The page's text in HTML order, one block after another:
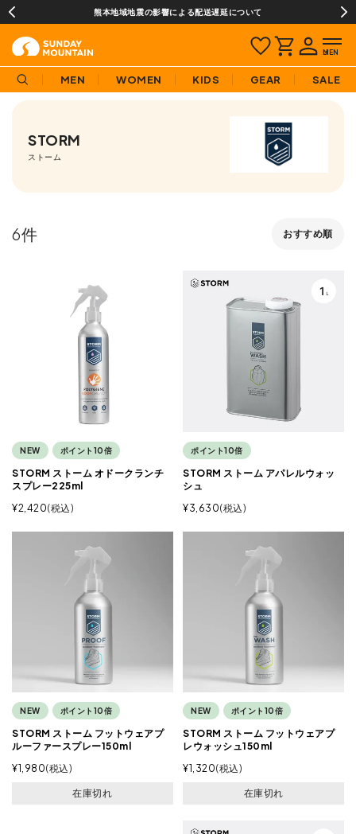
熊本地域地震の影響による配送遅延について
MEN WOMEN KIDS GEAR SALE
STORM
ストーム
おすすめ順
6
NEW ポイント10倍
STORM ストーム オドークランチ
スプレー225ml
¥2,420 税込
ポイント10倍
STORM ストーム アパレルウォッ
シュ
¥3,630 税込
NEW ポイント10倍
STORM ストーム フットウェアプ
ルーファースプレー150ml
¥1,980 税込
在庫切れ
NEW ポイント10倍
STORM ストーム フットウェアプ
レウォッシュ150ml
¥1,320 税込
在庫切れ